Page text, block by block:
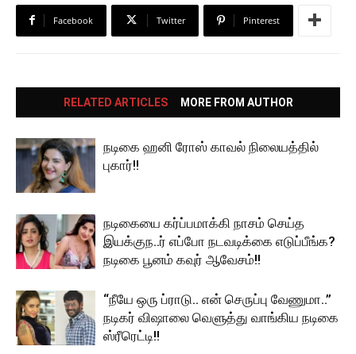
Facebook Twitter Pinterest
RELATED ARTICLES MORE FROM AUTHOR
நடிகை ஹனி ரோஸ் காவல் நிலையத்தில்
புகார்!!
நடிகையை கர்ப்பமாக்கி நாசம் செய்த
இயக்குந..ர் எப்போ நடவடிக்கை எடுப்பீங்க?
நடிகை பூனம் கவுர் ஆவேசம்!!
“நீயே ஒரு ப்ராடு.. என் செருப்பு வேணுமா..”
நடிகர் விஷாலை வெளுத்து வாங்கிய நடிகை
ஸ்ரீரெட்டி!!